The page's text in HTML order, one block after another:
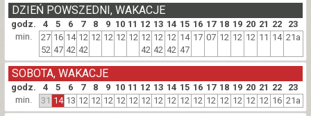
godz. 4 5 6 7 8 9 10 11 12 13 14 15 16 17 18 19 20 21 22 23
DZIEŃ POWSZEDNI, WAKACJE
min.
27
52
16
47
14
42
12
42
12 12 12 12 12
42
12
42
12
42
14
47
17 07 12 12 12 11 14 21a
godz. 4 5 6 7 8 9 10 11 12 13 14 15 16 17 18 19 20 21 22 23
SOBOTA, WAKACJE
min. 31 14 13 12 12 12 12 12 12 12 12 12 12 12 12 12 12 12 16 21a